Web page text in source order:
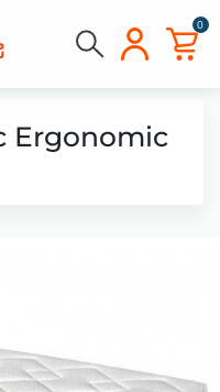
0
Ergonomic